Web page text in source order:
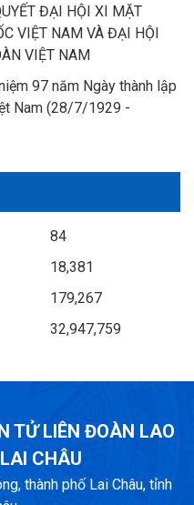
ĐẠI HỘI XI MẶT
VIỆT NAM VÀ ĐẠI HỘI
VIỆT NAM
97 năm Ngày thành lập
Nam (28/7/1929 -
84
18,381
179,267
32,947,759
TỬ LIÊN ĐOÀN LAO
CHÂU
thành phố Lai Châu, tỉnh